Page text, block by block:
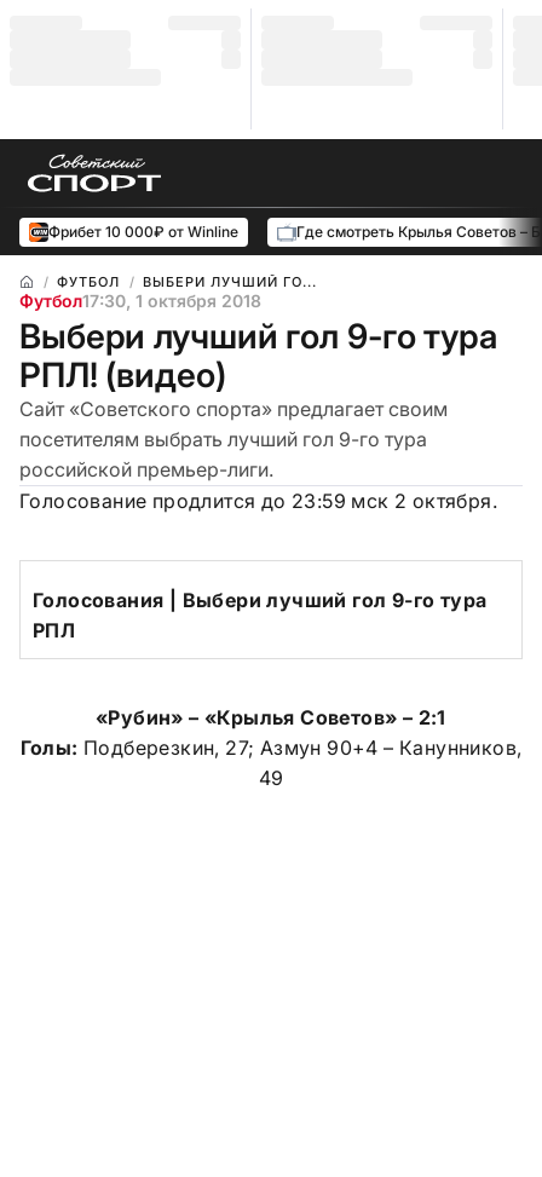
Фрибет 10 000₽ от Winline Где смотреть Крылья Советов –
ФУТБОЛ ВЫБЕРИ ЛУЧШИЙ ГО...
Футбол17:30, 1 октября 2018
Выбери лучший гол 9-го тура
РПЛ! (видео)
Сайт «Советского спорта» предлагает своим
посетителям выбрать лучший гол 9-го тура
российской премьер-лиги.
Голосование продлится до 23:59 мск 2 октября.
Голосования | Выбери лучший гол 9-го тура
РПЛ
«Рубин» – «Крылья Советов» – 2:1
Голы: Подберезкин, 27; Азмун 90+4 – Канунников,
49